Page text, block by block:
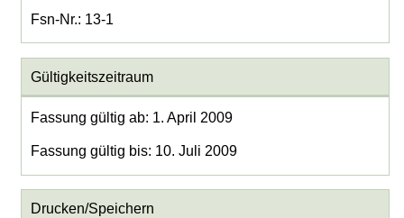
Fsn-Nr.: 13-1
Gültigkeitszeitraum
Fassung gültig ab: 1. April 2009
Fassung gültig bis: 10. Juli 2009
Drucken/Speichern